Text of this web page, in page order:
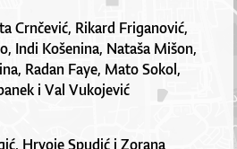
Crnčević, Rikard Friganović,
Indi Košenina, Nataša Mišon,
Radan Faye, Mato Sokol,
i Val Vukojević
Hrvoje Spudić i Zorana